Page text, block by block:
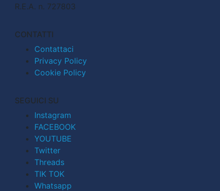
R.E.A. n. 727803
CONTATTI
Contattaci
Privacy Policy
Cookie Policy
SEGUICI SU
Instagram
FACEBOOK
YOUTUBE
Twitter
Threads
TIK TOK
Whatsapp